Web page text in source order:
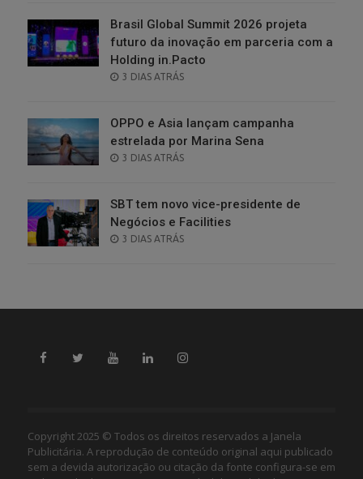
Brasil Global Summit 2026 projeta
futuro da inovação em parceria com a
Holding in.Pacto
POSTED
3 DIAS ATRÁS
OPPO e Asia lançam campanha
estrelada por Marina Sena
POSTED
3 DIAS ATRÁS
SBT tem novo vice-presidente de
Negócios e Facilities
POSTED
3 DIAS ATRÁS
Copyright 2025 © Todos os direitos reservados a Janela
Publicitária. A reprodução de conteúdo original aqui publicado
sem a devida autorização ou citação da fonte configura-se em